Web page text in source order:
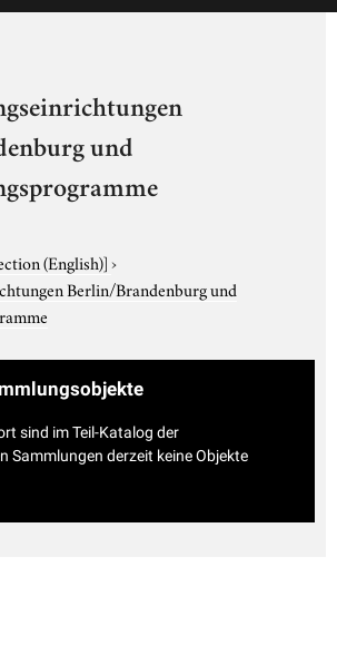
und
(English)]›
Berlin/Brandenburg und
sind im Teil-Katalog der
Sammlungen derzeit keine Objekte